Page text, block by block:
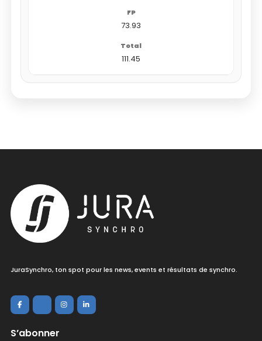
73.93
111.45
JuraSynchro, ton spot pour les news, events et résultats de synchro.
S’abonner